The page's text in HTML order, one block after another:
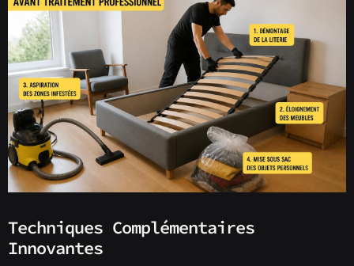
Techniques Complémentaires
Innovantes